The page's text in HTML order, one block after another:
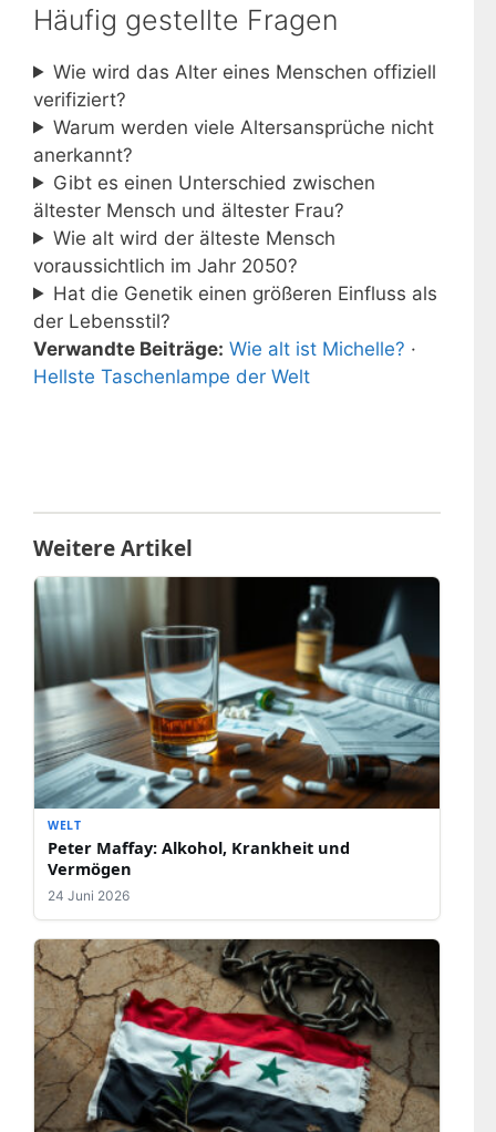
Häufig gestellte Fragen
Wie wird das Alter eines Menschen offiziell
verifiziert?
Warum werden viele Altersansprüche nicht
anerkannt?
Gibt es einen Unterschied zwischen
ältester Mensch und ältester Frau?
Wie alt wird der älteste Mensch
voraussichtlich im Jahr 2050?
Hat die Genetik einen größeren Einfluss als
der Lebensstil?
Verwandte Beiträge: Wie alt ist Michelle? ·
Hellste Taschenlampe der Welt
Weitere Artikel
WELT
Peter Maffay: Alkohol, Krankheit und
Vermögen
24 Juni 2026